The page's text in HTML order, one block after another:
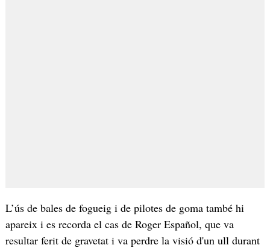
L’ús de bales de fogueig i de pilotes de goma també hi
apareix i es recorda el cas de Roger Español, que va
resultar ferit de gravetat i va perdre la visió d'un ull durant